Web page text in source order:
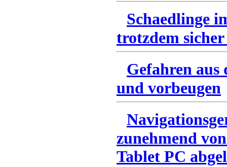
Schaedlinge
trotzdem
Gefahren
und vorbeugen
zunehmend
Tablet PC